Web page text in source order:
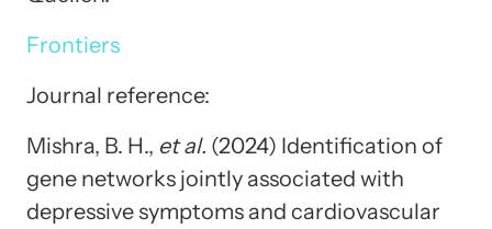
Frontiers
Journal reference:
Mishra, B. H., et al. (2024) Identification of
gene networks jointly associated with
depressive symptoms and cardiovascular